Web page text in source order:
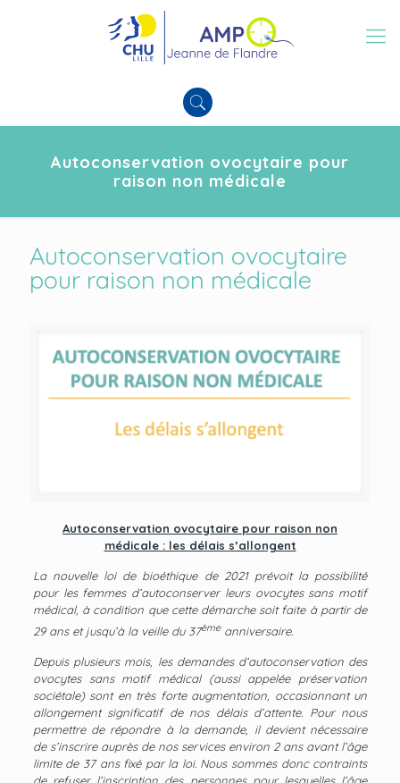
Autoconservation ovocytaire pour
raison non médicale
Autoconservation ovocytaire
pour raison non médicale
Autoconservation ovocytaire pour raison non
médicale : les délais s’allongent
La nouvelle loi de bioéthique de 2021 prévoit la possibilité
pour les femmes d’autoconserver leurs ovocytes sans motif
médical, à condition que cette démarche soit faite à partir de
29 ans et jusqu’à la veille du 37èmeanniversaire.
Depuis plusieurs mois, les demandes d’autoconservation des
ovocytes sans motif médical (aussi appelée préservation
sociétale) sont en très forte augmentation, occasionnant un
allongement significatif de nos délais d’attente. Pour nous
permettre de répondre à la demande, il devient nécessaire
de s’inscrire auprès de nos services environ 2 ans avant l’âge
limite de 37 ans fixé par la loi. Nous sommes donc contraints
de refuser l’inscription des personnes pour lesquelles l’âge